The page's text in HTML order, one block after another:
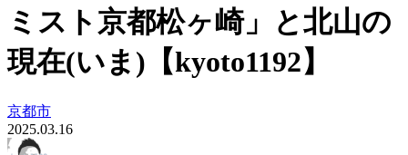
ミスト京都松ヶ崎」と北山の
現在(いま)【kyoto1192】
京都市
2025.03.16